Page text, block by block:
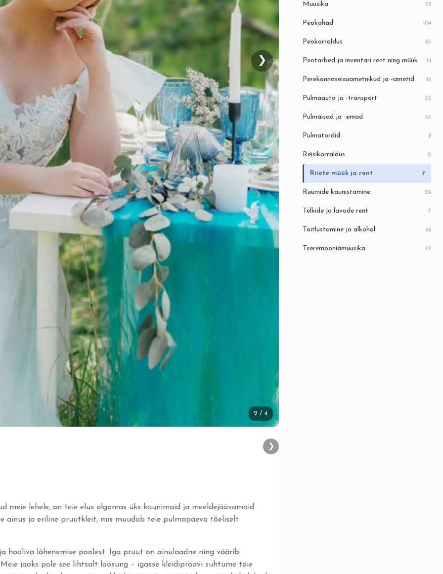
❯
2 / 4
❯
lehele, on teie elus algamas üks kaunimaid ja meeldejäävamaid
ainus ja eriline pruutkleit, mis muudab teie pulmapäeva tõeliselt
hooliva lähenemise poolest. Iga pruut on ainulaadne ning väärib
jaoks pole see lihtsalt loosung – igasse kleidiproovi suhtume täie
Muusika 78
Peokohad 104
Peokorraldus 63
Peotarbed ja inventari rent ning müük 14
Perekonnaseisuametnikud ja -ametid 16
Pulmaauto ja -transport 23
Pulmaisad ja -emad 33
Pulmatordid 8
Reisikorraldus 0
Riiete müük ja rent 7
Ruumide kaunistamine 29
Telkide ja lavade rent 7
Toitlustamine ja alkohol 68
Tseremooniamuusika 42